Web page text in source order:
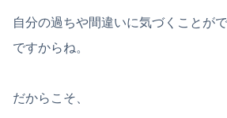
自分の過ちや間違いに気づくことが
ですからね。
だからこそ、